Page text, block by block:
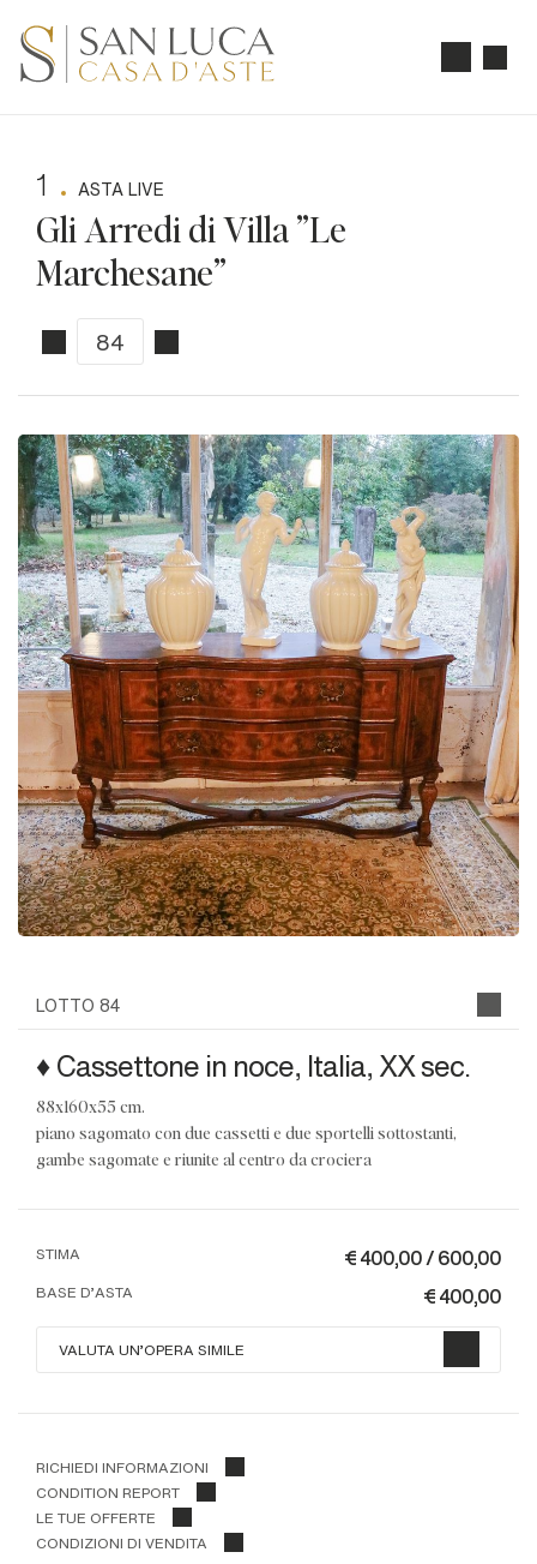
1 ASTA LIVE
Gli Arredi di Villa "Le
Marchesane"
LOTTO 84
♦ Cassettone in noce, Italia, XX sec.
88x160x55 cm.
piano sagomato con due cassetti e due sportelli sottostanti,
gambe sagomate e riunite al centro da crociera
€ 400,00 / 600,00
STIMA
€ 400,00
BASE D'ASTA
VALUTA UN'OPERA SIMILE
RICHIEDI INFORMAZIONI
CONDITION REPORT
LE TUE OFFERTE
CONDIZIONI DI VENDITA